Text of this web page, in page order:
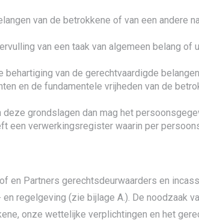
van de betrokkene of van een andere
van een taak van algemeen belang of
van de gerechtvaardigde
en de fundamentele vrijheden van de
deze grondslagen dan mag het
een verwerkingsregister waarin per
en Partners gerechtsdeurwaarders en
regelgeving (zie bijlage A.). De noodzaak
onze wettelijke verplichtingen en het